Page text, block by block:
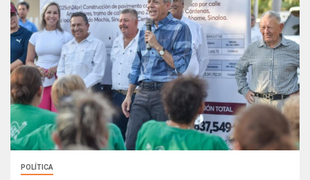
POLÍTICA